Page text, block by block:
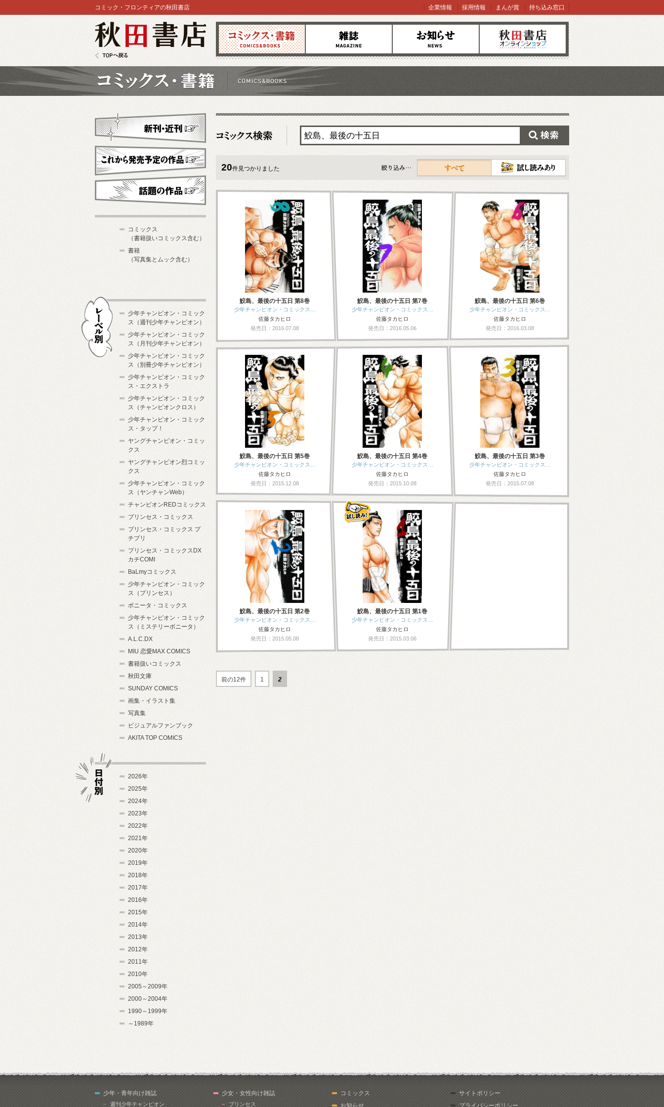
コミックス 雑誌 お知らせ オンラインショップ
コミック・フロンティアの秋田書店 企業情報 採用情報 まんが賞 持ち込み窓口
20件見つかりました
すべて
鮫島、最後の十五日 第8巻
少年チャンピオン・コミックス…
佐藤タカヒロ
発売日：2016.07.08
鮫島、最後の十五日 第7巻
少年チャンピオン・コミックス…
佐藤タカヒロ
発売日：2016.05.06
鮫島、最後の十五日 第6巻
少年チャンピオン・コミックス…
佐藤タカヒロ
発売日：2016.03.08
鮫島、最後の十五日 第5巻
少年チャンピオン・コミックス…
佐藤タカヒロ
発売日：2015.12.08
鮫島、最後の十五日 第4巻
少年チャンピオン・コミックス…
佐藤タカヒロ
発売日：2015.10.08
鮫島、最後の十五日 第3巻
少年チャンピオン・コミックス…
佐藤タカヒロ
発売日：2015.07.08
鮫島、最後の十五日 第2巻
少年チャンピオン・コミックス…
佐藤タカヒロ
発売日：2015.05.08
鮫島、最後の十五日 第1巻
少年チャンピオン・コミックス…
佐藤タカヒロ
発売日：2015.03.06
前の12件 1 2
新刊・近刊
これから発売予定
コミックス
（書籍扱いコミックス含む）
書籍
（写真集とムック含む）
少年チャンピオン・コミック
ス（週刊少年チャンピオン）
少年チャンピオン・コミック
ス（月刊少年チャンピオン）
少年チャンピオン・コミック
ス（別冊少年チャンピオン）
少年チャンピオン・コミック
ス・エクストラ
少年チャンピオン・コミック
ス（チャンピオンクロス）
少年チャンピオン・コミック
ス・タップ！
ヤングチャンピオン・コミッ
クス
ヤングチャンピオン烈コミッ
クス
少年チャンピオン・コミック
ス（ヤンチャンWeb）
チャンピオンREDコミックス
プリンセス・コミックス
プリンセス・コミックス プ
チプリ
プリンセス・コミックスDX
カチCOMI
BaLmyコミックス
少年チャンピオン・コミック
ス（プリンセス）
ボニータ・コミックス
少年チャンピオン・コミック
ス（ミステリーボニータ）
A.L.C.DX
MIU 恋愛MAX COMICS
書籍扱いコミックス
秋田文庫
SUNDAY COMICS
画集・イラスト集
写真集
ビジュアルファンブック
AKITA TOP COMICS
2026年
2025年
2024年
2023年
2022年
2021年
2020年
2019年
2018年
2017年
2016年
2015年
2014年
2013年
2012年
2011年
2010年
2005～2009年
2000～2004年
1990～1999年
～1989年
少年・青年向け雑誌
週刊少年チャンピオン
少女・女性向け雑誌
プリンセス
コミックス
お知らせ
サイトポリシー
プライバシーポリシー